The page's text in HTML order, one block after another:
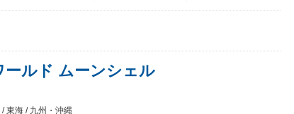
ールド ムーンシェル
東海 九州・沖縄